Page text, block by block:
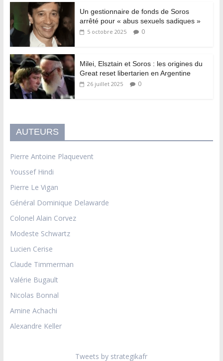
Un gestionnaire de fonds de Soros
arrêté pour « abus sexuels sadiques »
5 octobre 2025 0
Milei, Elsztain et Soros : les origines du
Great reset libertarien en Argentine
26 juillet 2025 0
AUTEURS
Pierre Antoine Plaquevent
Youssef Hindi
Pierre Le Vigan
Général Dominique Delawarde
Colonel Alain Corvez
Modeste Schwartz
Lucien Cerise
Claude Timmerman
Valérie Bugault
Nicolas Bonnal
Amine Achachi
Alexandre Keller
Tweets by strategikafr